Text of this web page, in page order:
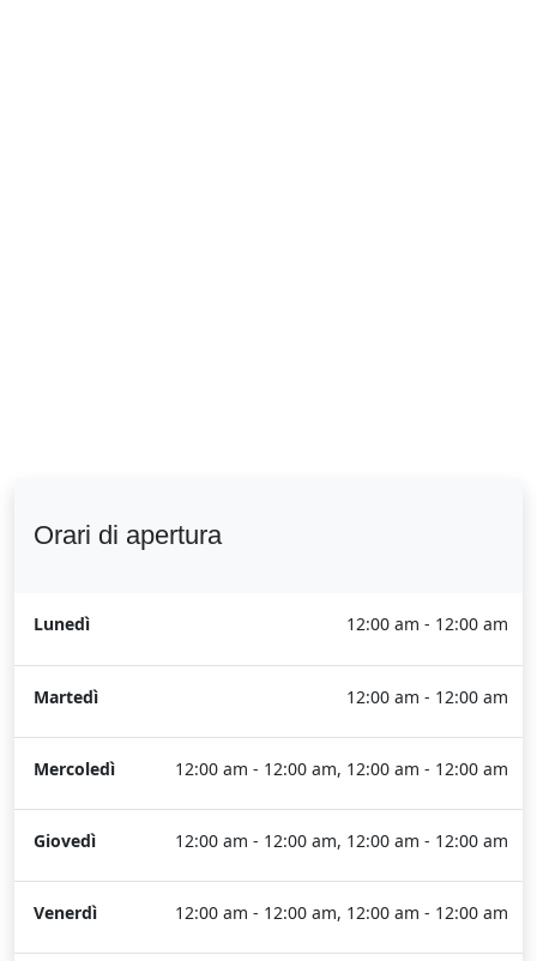
Orari di apertura
Lunedì 12:00 am - 12:00 am
Martedì 12:00 am - 12:00 am
Mercoledì 12:00 am - 12:00 am, 12:00 am - 12:00 am
Giovedì 12:00 am - 12:00 am, 12:00 am - 12:00 am
Venerdì 12:00 am - 12:00 am, 12:00 am - 12:00 am